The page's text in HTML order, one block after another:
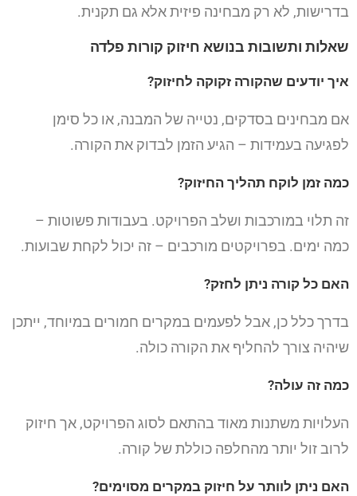
בדרישות, לא רק מבחינה פיזית אלא גם תקנית.
שאלות ותשובות בנושא חיזוק קורות פלדה
איך יודעים שהקורה זקוקה לחיזוק?
אם מבחינים בסדקים, נטייה של המבנה, או כל סימן
לפגיעה בעמידות – הגיע הזמן לבדוק את הקורה.
כמה זמן לוקח תהליך החיזוק?
זה תלוי במורכבות ושלב הפרויקט. בעבודות פשוטות –
כמה ימים. בפרויקטים מורכבים – זה יכול לקחת שבועות.
האם כל קורה ניתן לחזק?
בדרך כלל כן, אבל לפעמים במקרים חמורים במיוחד, ייתכן
שיהיה צורך להחליף את הקורה כולה.
כמה זה עולה?
העלויות משתנות מאוד בהתאם לסוג הפרויקט, אך חיזוק
לרוב זול יותר מהחלפה כוללת של קורה.
האם ניתן לוותר על חיזוק במקרים מסוימים?